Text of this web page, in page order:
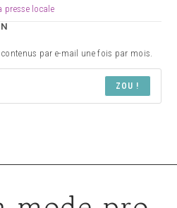
locale
contenus par e-mail une fois par mois.
ZOU !